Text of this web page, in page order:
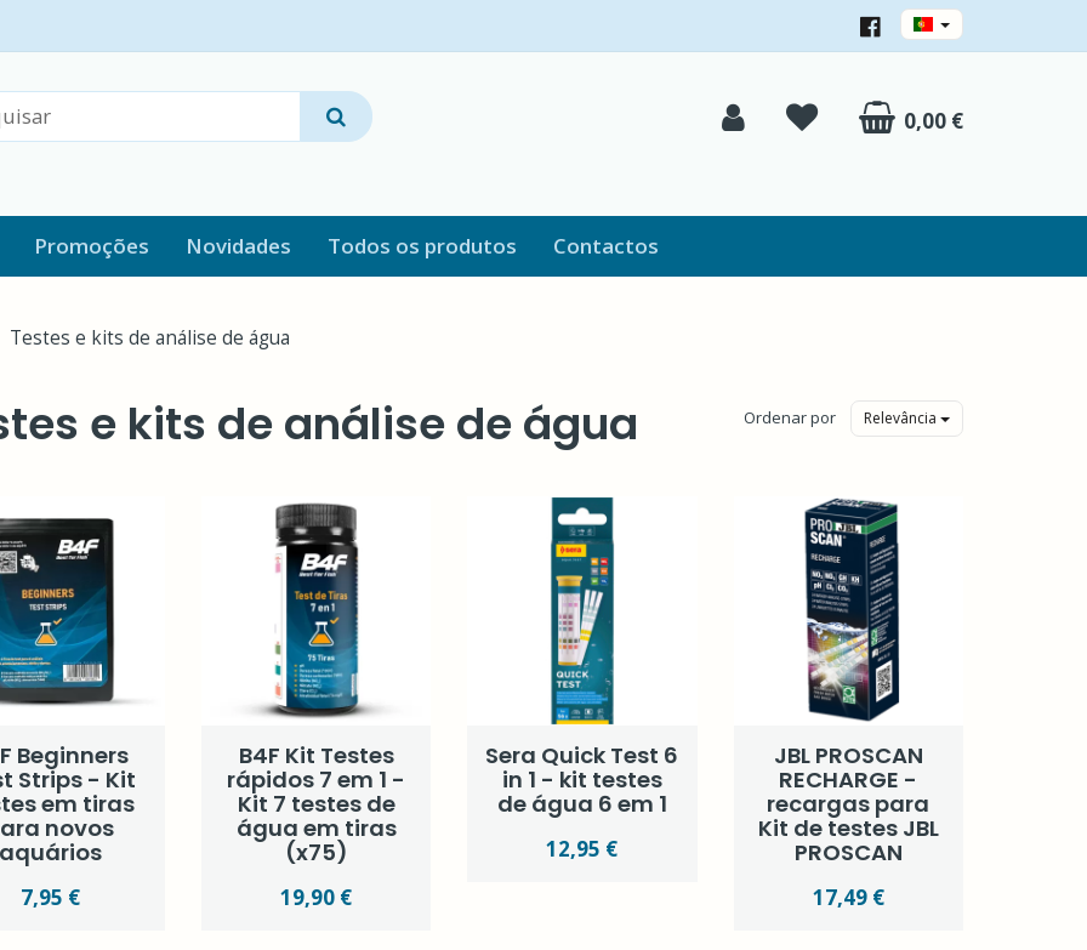
0,00 €
Promoções Novidades Todos os produtos Contactos
Testes e kits de análise de água
e kits de análise de água Ordenar por Relevância
Beginners
Strips - Kit
em tiras
novos
7,95 €
B4F Kit Testes
rápidos 7 em 1 -
Kit 7 testes de
água em tiras
(x75)
19,90 €
Sera Quick Test 6
in 1 - kit testes
de água 6 em 1
12,95 €
JBL PROSCAN
RECHARGE -
recargas para
Kit de testes JBL
PROSCAN
17,49 €